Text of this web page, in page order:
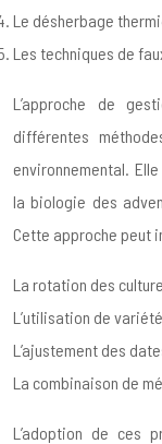
Le désherbage
Les techniques de
L’approche de
différentes
environnemental.
la biologie des
Cette approche peut
La rotation des
L’utilisation de
L’ajustement des
La combinaison de
L’adoption de ces